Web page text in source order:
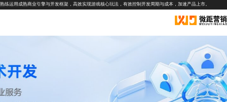
熟练运用成熟商业引擎与开发框架，高效实现游戏核心玩法，有效控制开发周期与成本，加速产品上市。